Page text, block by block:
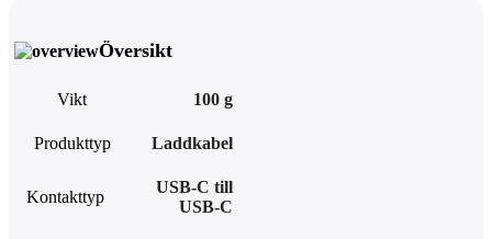
Översikt
Vikt 100 g
Produkttyp Laddkabel
Kontakttyp
USB-C till
USB-C